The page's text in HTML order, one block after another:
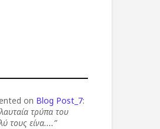
on Blog Post_7:
τρύπα του
τους είνα....”